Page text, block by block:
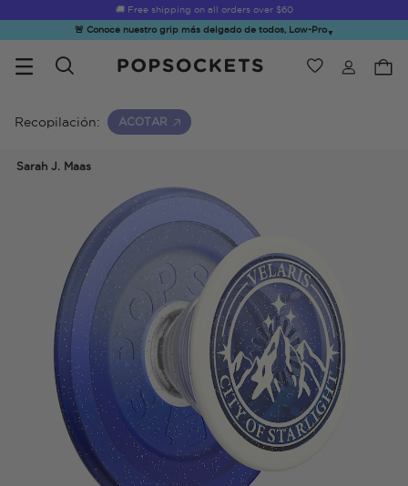
Summer Sendoff Sale is on 🚨 Up to 60% off
🚨 Conoce nuestro grip más delgado de todos, Low-Pro▼
Wishlist
Hello Kitty®
and Friends
Second
Morning
Recopilación: ACOTAR
Sarah J. Maas